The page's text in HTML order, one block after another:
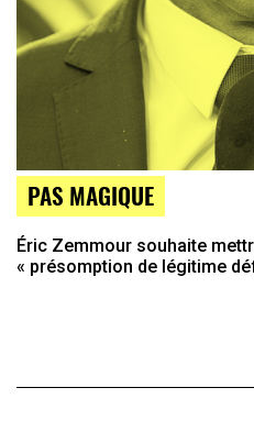
PAS MAGIQUE
Éric Zemmour souhaite
« présomption de légitime